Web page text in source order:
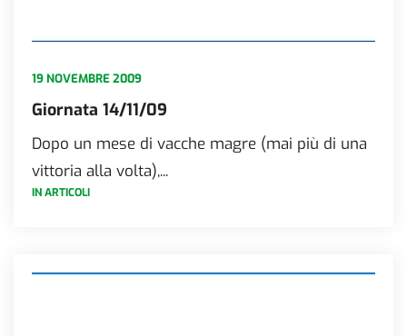
19 NOVEMBRE 2009
Giornata 14/11/09
Dopo un mese di vacche magre (mai più di una
vittoria alla volta),...
IN ARTICOLI